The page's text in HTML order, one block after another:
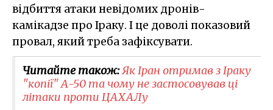
відбиття атаки невідомих дронів-
камікадзе про Іраку. І це доволі показовий
провал, який треба зафіксувати.
Читайте також:Як Іран отримав з Іраку
"копії" А-50 та чому не застосовував ці
літаки проти ЦАХАЛу